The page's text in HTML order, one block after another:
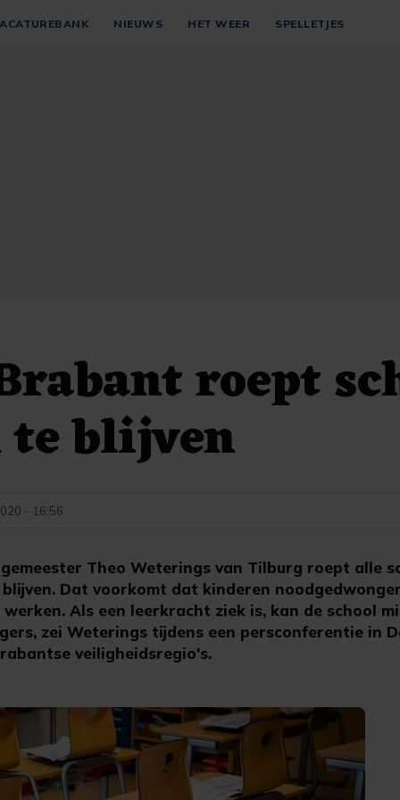
NIEUWS HET WEER SPELLETJES
roept
te blijven
Theo Weterings van Tilburg roept alle
Dat voorkomt dat kinderen
Als een leerkracht ziek is, kan de school
zei Weterings tijdens een persconferentie in
veiligheidsregio's.
- 16:56